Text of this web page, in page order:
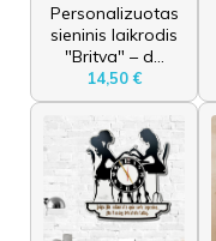
Personalizuotas
sieninis laikrodis
"Britva" – d...
14,50 €